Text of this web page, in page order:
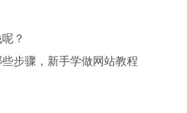
？
步骤，新手学做网站教程